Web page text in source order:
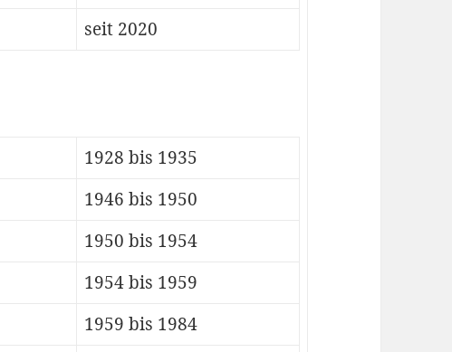
seit 2020
1928 bis 1935
1946 bis 1950
1950 bis 1954
1954 bis 1959
1959 bis 1984